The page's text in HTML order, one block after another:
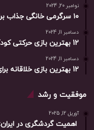
نوامبر 20, 2024
۱۰ سرگرمی خانگی جذاب برای روزهای بارانی
دسامبر 11, 2024
12 بهترین بازی حرکتی کودکان پیش دبستانی+ نکات جالب
دسامبر 11, 2024
12 بهترین بازی خلاقانه برای کودکان پیش دبستانی
موفقیت و رشد
آوریل 12, 2025
اهمیت گردشگری در